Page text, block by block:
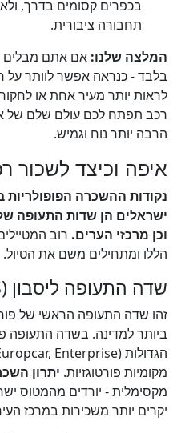
בכפרים קסומים בדרך, ולא
תחבורה ציבורית.
המלצה שלנו: אם אתם מבלים
בלבד - כנראה אפשר לוותר
לראות יותר מעיר אחת או
רכב תפתח לכם עולם שלם של
הרבה יותר נוח וגמיש.
איפה וכיצד לשכור
נקודות ההשכרה הפופולריות
וכן מרכזי הערים. רוב
הללו ומתחילים משם את הטיול.
שדה התעופה ליסבון (LIS)
זהו שדה התעופה הראשי של
ביותר למדינה. בשדה התעופה
מקומיות פורטוגזיות. יתרון
מקסימלית - יורדים מהמטוס
יקרים יותר משכירות במרכז